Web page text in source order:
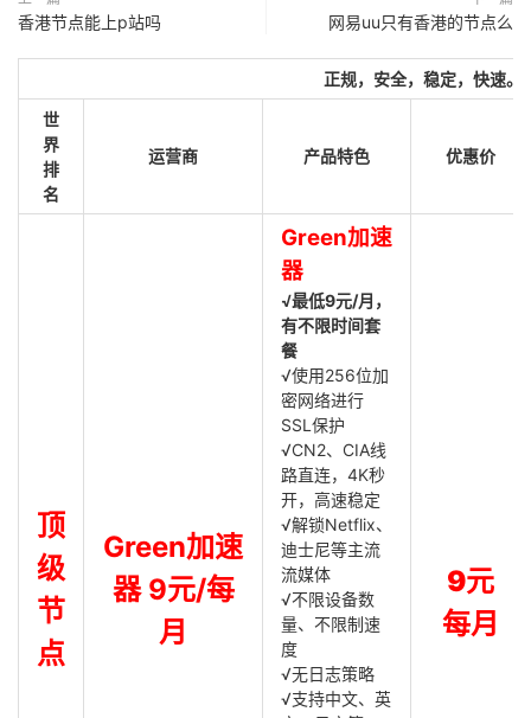
香港节点能上p站吗 网易uu只有香港的节点么
正规，安全，稳定，快速。
世
界
排
名
运营商 产品特色 优惠价
顶
级
节
点
Green加速
器 9元/每
月
Green加速
器
√最低9元/月，
有不限时间套
餐
√使用256位加
密网络进行
SSL保护
√CN2、CIA线
路直连，4K秒
开，高速稳定
√解锁Netflix、
迪士尼等主流
流媒体
√不限设备数
量、不限制速
度
√无日志策略
√支持中文、英
9元
每月